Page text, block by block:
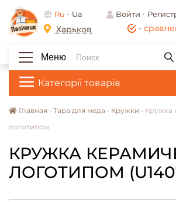
-
Ru Ua Войти
Харьков
Категорії товарів
Меню
Главная • Тара для меда • Кружки • Кружка
логотипом
КРУЖКА
ЛОГОТИПОМ